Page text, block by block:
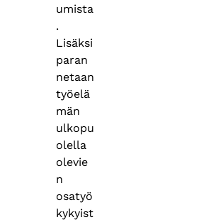
umista
.
Lisäksi
paran
netaan
työelä
män
ulkopu
olella
olevie
n
osatyö
kykyist